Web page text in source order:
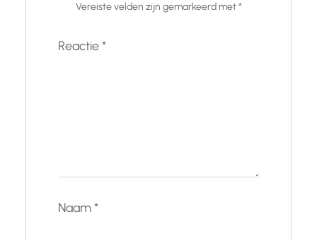
Vereiste velden zijn gemarkeerd met*
Reactie*
Naam*